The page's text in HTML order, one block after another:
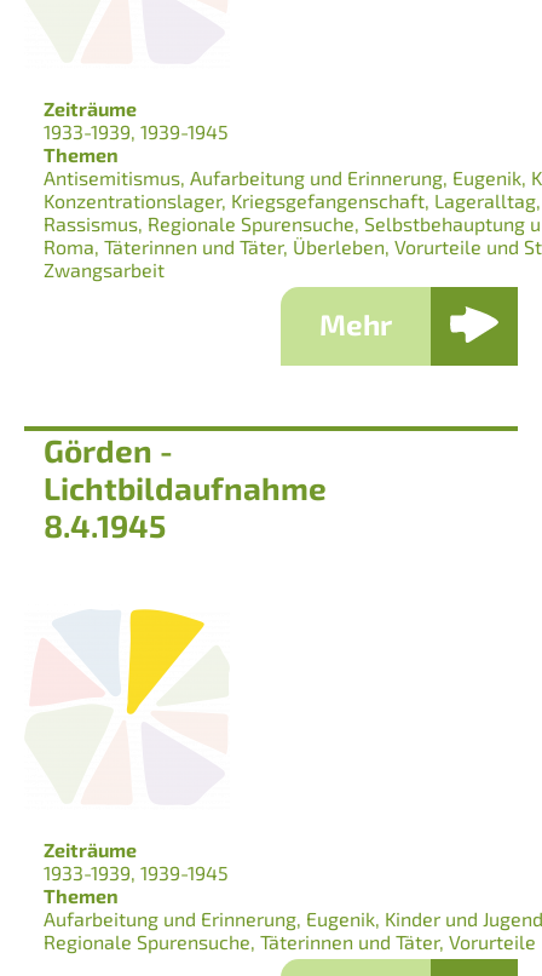
Zeiträume
1933-1939 1939-1945
Themen
Antisemitismus Aufarbeitung und Erinnerung Eugenik
Konzentrationslager Kriegsgefangenschaft Lageralltag
Rassismus Regionale Spurensuche Selbstbehauptung
Roma Täterinnen und Täter Überleben Vorurteile und
Zwangsarbeit
Mehr
Görden -
Lichtbildaufnahme
8.4.1945
Zeiträume
1933-1939 1939-1945
Themen
Aufarbeitung und Erinnerung Eugenik Kinder und
Regionale Spurensuche Täterinnen und Täter Vorurteile